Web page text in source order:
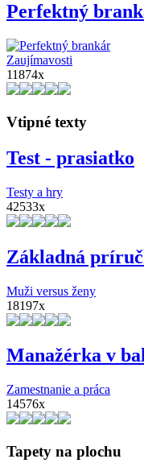
Perfektný
Zaujímavosti
11874x
Vtipné texty
Test - prasiatko
Testy a hry
42533x
Základná
Muži versus ženy
18197x
Manažérka v
Zamestnanie a práca
14576x
Tapety na plochu